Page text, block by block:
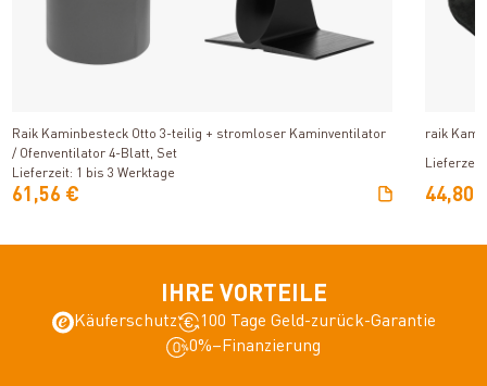
Raik Kaminbesteck Otto 3-teilig + stromloser Kaminventilator
/ Ofenventilator 4-Blatt, Set
Lieferzeit: 1 bis 3 Werktage
61,56 €
raik
44,80
IHRE VORTEILE
Käuferschutz
100 Tage Geld-zurück-Garantie
0%–Finanzierung